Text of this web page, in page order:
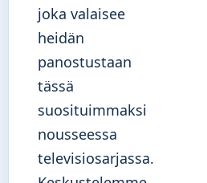
joka valaisee
heidän
panostustaan
tässä
suosituimmaksi
nousseessa
televisiosarjassa.